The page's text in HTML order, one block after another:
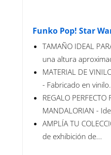
Funko Pop! Star
TAMAÑO IDEAL
una altura
MATERIAL DE
- Fabricado en
REGALO
MANDALORIAN -
AMPLÍA TU
de exhibición de...